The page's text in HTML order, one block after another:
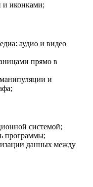
и иконками;
аудио и видео
прямо в
и
системой;
программы;
данных между